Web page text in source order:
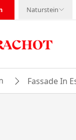
Naturstein
Fassade In